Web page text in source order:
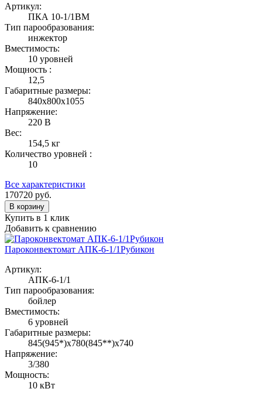
Артикул:
ПКА 10-1/1ВМ
Тип парообразования:
инжектор
Вместимость:
10 уровней
Мощность :
12,5
Габаритные размеры:
840x800x1055
Напряжение:
220 В
Вес:
154,5 кг
Количество уровней :
10
Все характеристики
170720 руб.
В корзину
Купить в 1 клик
Добавить к сравнению
Пароконвектомат АПК-6-1/1Рубикон
Артикул:
АПК-6-1/1
Тип парообразования:
бойлер
Вместимость:
6 уровней
Габаритные размеры:
845(945*)х780(845**)х740
Напряжение:
3/380
Мощность:
10 кВт